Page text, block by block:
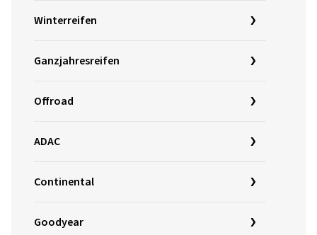
Winterreifen
Ganzjahresreifen
Offroad
ADAC
Continental
Goodyear